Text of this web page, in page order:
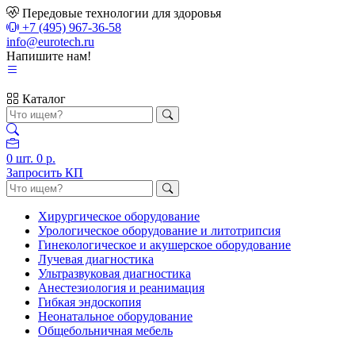
Передовые технологии для здоровья
+7 (495) 967-36-58
info@eurotech.ru
Напишите нам!
Каталог
0 шт. 0 р.
Запросить КП
Хирургическое оборудование
Урологическое оборудование и литотрипсия
Гинекологическое и акушерское оборудование
Лучевая диагностика
Ультразвуковая диагностика
Анестезиология и реанимация
Гибкая эндоскопия
Неонатальное оборудование
Общебольничная мебель